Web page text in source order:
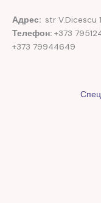
Адрес: str V.Dicescu
Телефон: +373
+373 79944649